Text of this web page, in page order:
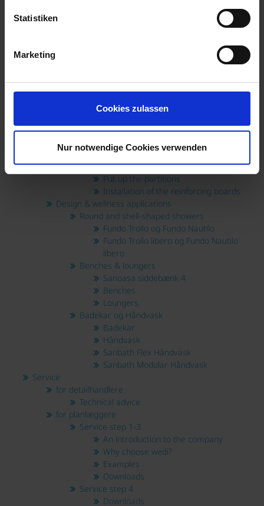
Statistiken
Marketing
Cookies zulassen
Nur notwendige Cookies verwenden
Pipe cladding
Bathtub cladding
WC dry wall installation
Put the shelves together
Individual forms and curves
Put bathroom furniture together
Put the steps and platform together
Put up the partitions
Installation of the reinforcing boards
Design & wellness applications
Round and shell-shaped showers
Fundo Trollo og Fundo Nautilo
Fundo Trollo libero og Fundo Nautilo
libero
Benches & loungers
Sanoasa siddebænk 4
Benches
Loungers
Badekar og Håndvask
Badekar
Håndvask
Sanbath Flex Håndvask
Sanbath Modular Håndvask
Service
for detailhandlere
Technical advice
for planlæggere
Service step 1-3
An introduction to the company
Why choose wedi?
Examples
Downloads
Service step 4
Downloads